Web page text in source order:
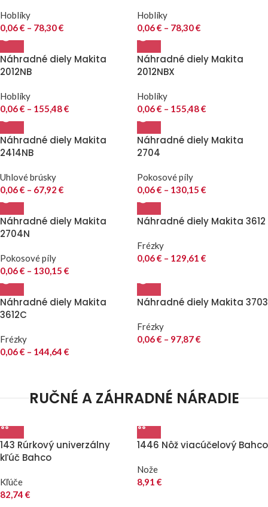
Hoblíky
0,06€ – 78,30€
Hoblíky
0,06€ – 78,30€
Náhradné diely Makita
2012NB
Hoblíky
0,06€ – 155,48€
Náhradné diely Makita
2012NBX
Hoblíky
0,06€ – 155,48€
Náhradné diely Makita
2414NB
Uhlové brúsky
0,06€ – 67,92 €
Náhradné diely Makita
2704
Pokosové píly
0,06€ – 130,15 €
Náhradné diely Makita
2704N
Pokosové píly
0,06€ – 130,15 €
Náhradné diely Makita 3612
Frézky
0,06€ – 129,61 €
Náhradné diely Makita
3612C
Frézky
0,06€ – 144,64 €
Náhradné diely Makita 3703
Frézky
0,06€ – 97,87€
RUČNÉ A ZÁHRADNÉ NÁRADIE
143 Rúrkový univerzálny
kľúč Bahco
Kľúče
82,74 €
1446 Nôž viacúčelový Bahco
Nože
8,91 €